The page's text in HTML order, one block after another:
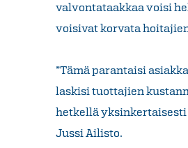
valvontataakkaa voisi
voisivat korvata
”Tämä parantaisi
laskisi tuottajien
hetkellä yksinkertaisesti
Jussi Ailisto.